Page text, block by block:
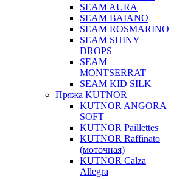
SEAM AURA
SEAM BAIANO
SEAM ROSMARINO
SEAM SHINY
DROPS
SEAM
MONTSERRAT
SEAM KID SILK
Пряжа KUTNOR
KUTNOR ANGORA
SOFT
KUTNOR Paillettes
KUTNOR Raffinato
(моточная)
KUTNOR Calza
Allegra